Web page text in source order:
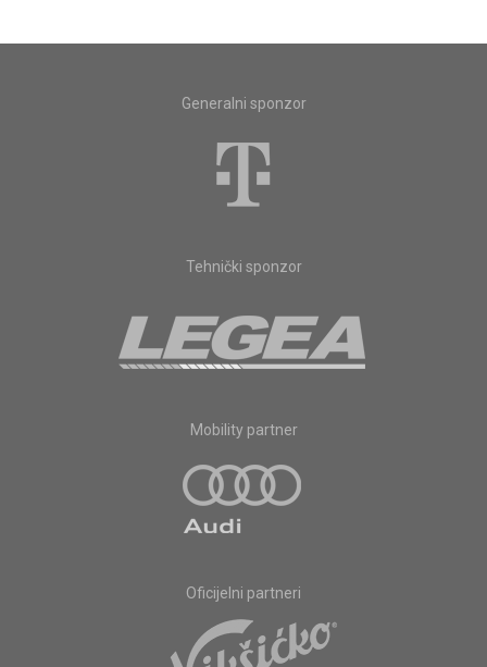
Generalni sponzor
Tehnički sponzor
Mobility partner
Oficijelni partneri